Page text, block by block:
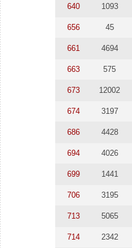
640 1093
656 45
661 4694
663 575
673 12002
674 3197
686 4428
694 4026
699 1441
706 3195
713 5065
714 2342